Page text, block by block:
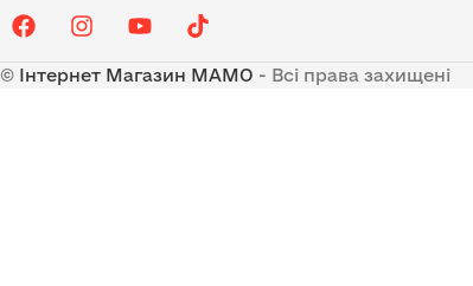
© Інтернет Магазин MAMO - Всі права захищені